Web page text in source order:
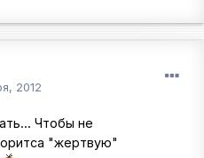
2012
Чтобы не
"жертвую"